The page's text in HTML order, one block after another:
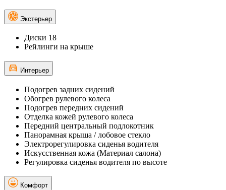
Экстерьер
Диски 18
Рейлинги на крыше
Интерьер
Подогрев задних сидений
Обогрев рулевого колеса
Подогрев передних сидений
Отделка кожей рулевого колеса
Передний центральный подлокотник
Панорамная крыша / лобовое стекло
Электрорегулировка сиденья водителя
Искусственная кожа (Материал салона)
Регулировка сиденья водителя по высоте
Комфорт